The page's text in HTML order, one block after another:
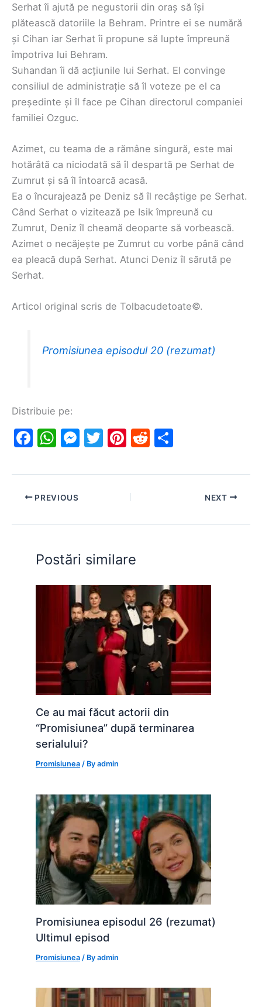
Serhat îi ajută pe negustorii din oraș să își
plătească datoriile la Behram. Printre ei se numără
și Cihan iar Serhat îi propune să lupte împreună
împotriva lui Behram.
Suhandan îi dă acțiunile lui Serhat. El convinge
consiliul de administrație să îl voteze pe el ca
președinte și îl face pe Cihan directorul companiei
familiei Ozguc.
Azimet, cu teama de a rămâne singură, este mai
hotărâtă ca niciodată să îl despartă pe Serhat de
Zumrut și să îl întoarcă acasă.
Ea o încurajează pe Deniz să îl recâștige pe Serhat.
Când Serhat o vizitează pe Isik împreună cu
Zumrut, Deniz îl cheamă deoparte să vorbească.
Azimet o necăjește pe Zumrut cu vorbe până când
ea pleacă după Serhat. Atunci Deniz îl sărută pe
Serhat.
Articol original scris de Tolbacudetoate©.
Promisiunea episodul 20 (rezumat)
Distribuie pe:
F
c
e
o
o
k
W
at
s
p
p
M
s
n
g
er
T
itt
Pi
er
e
R
d ar
PREVIOUS NEXT
Postări similare
Ce au mai făcut actorii din
“Promisiunea” după terminarea
serialului?
Promisiunea / Byadmin
Promisiunea episodul 26 (rezumat)
Ultimul episod
Promisiunea / Byadmin